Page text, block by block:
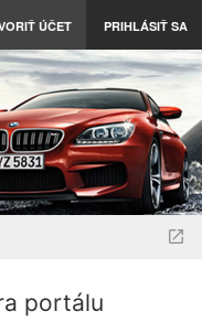
ÚČET PRIHLÁSIŤ SA
portálu